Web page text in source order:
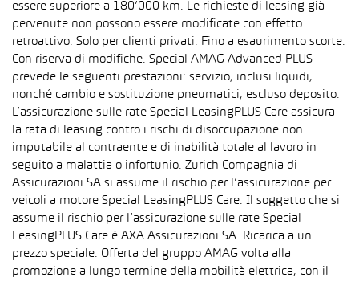
essere superiore a 180’000 km. Le richieste di leasing già
pervenute non possono essere modificate con effetto
retroattivo. Solo per clienti privati. Fino a esaurimento scorte.
Con riserva di modifiche. Special AMAG Advanced PLUS
prevede le seguenti prestazioni: servizio, inclusi liquidi,
nonché cambio e sostituzione pneumatici, escluso deposito.
L’assicurazione sulle rate Special LeasingPLUS Care assicura
la rata di leasing contro i rischi di disoccupazione non
imputabile al contraente e di inabilità totale al lavoro in
seguito a malattia o infortunio. Zurich Compagnia di
Assicurazioni SA si assume il rischio per l’assicurazione per
veicoli a motore Special LeasingPLUS Care. Il soggetto che si
assume il rischio per l’assicurazione sulle rate Special
LeasingPLUS Care è AXA Assicurazioni SA. Ricarica a un
prezzo speciale: Offerta del gruppo AMAG volta alla
promozione a lungo termine della mobilità elettrica, con il